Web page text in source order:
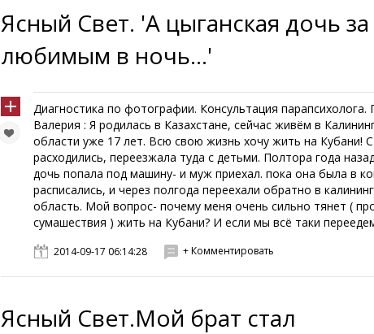
Ясный Свет. 'А цыганская дочь за
любимым в ночь...'
Диагностика по фотографии. Консультация парапсихолога.
Валерия : Я родилась в Казахстане, сейчас живём в
области уже 17 лет. Всю свою жизнь хочу жить на Кубани!
расходились, переезжала туда с детьми. Полтора года
дочь попала под машину- и муж приехал. пока она была в
расписались, и через полгода переехали обратно в
область. Мой вопрос- почему меня очень сильно тянет (
сумашествия ) жить на Кубани? И если мы всё таки
2014-09-17 06:14:28 + Комментировать
Ясный Свет.Мой брат стал